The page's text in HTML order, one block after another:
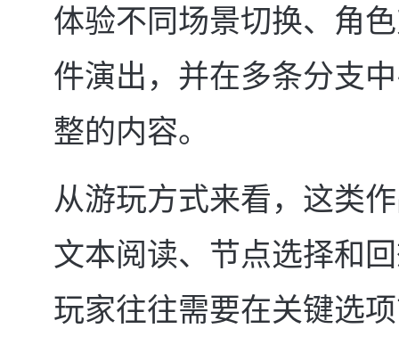
体验不同场景切换、角
件演出，并在多条分支
整的内容。
从游玩方式来看，这类
文本阅读、节点选择和
玩家往往需要在关键选